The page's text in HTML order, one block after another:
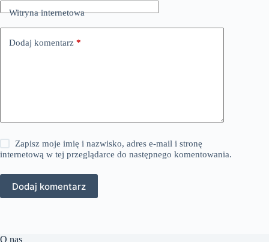
Witryna internetowa
Dodaj komentarz *
Zapisz moje imię i nazwisko, adres e-mail i stronę
internetową w tej przeglądarce do następnego komentowania.
Dodaj komentarz
O nas